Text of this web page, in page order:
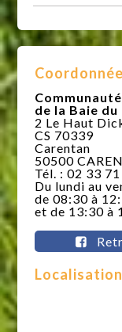
de la Baie
2 Le Haut
CS 70339
Carentan
50500
Tél. : 02 33
Du lundi au
de 08:30 à
et de 13:30 à
Localisation